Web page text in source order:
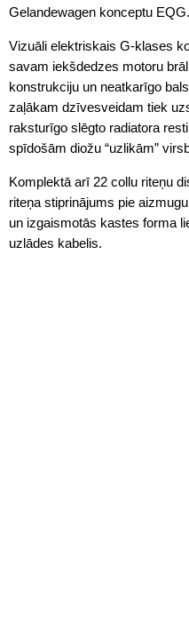
Gelandewagen konceptu EQG.
Vizuāli elektriskais G-klases
savam iekšdedzes motoru
konstrukciju un neatkarīgo
zaļākam dzīvesveidam tiek
raksturīgo slēgto radiatora
spīdošām diožu “uzlikām”
Komplektā arī 22 collu riteņu
riteņa stiprinājums pie
un izgaismotās kastes forma
uzlādes kabelis.